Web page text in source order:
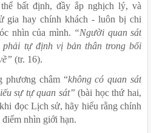
bất định, đầy ắp nghịch lý, và
gia hay chính khách - luôn bị chi
nhìn của mình. “Người quan sát
tự định vị bản thân trong bối
(tr. 16).
phương châm “không có quan sát
sự tự quan sát” (bài học thứ hai,
đọc Lịch sử, hãy hiểu rằng chính
nhìn giới hạn.